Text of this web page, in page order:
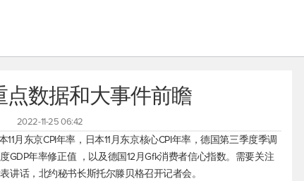
点数据和大事件前瞻
2022-11-25 06:42
月东京CPI年率，日本11月东京核心CPI年率，德国第三季度季调
GDP年率修正值 ，以及德国12月Gfk消费者信心指数。需要关注
讲话，北约秘书长斯托尔滕贝格召开记者会。